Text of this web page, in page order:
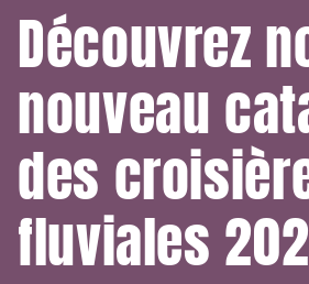
Découvrez
nouveau
des
fluviales